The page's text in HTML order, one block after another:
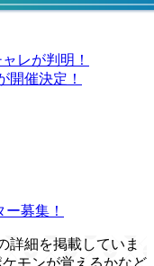
レが判明！
開催決定！
募集！
詳細を掲載していま
モンが覚えるかなど